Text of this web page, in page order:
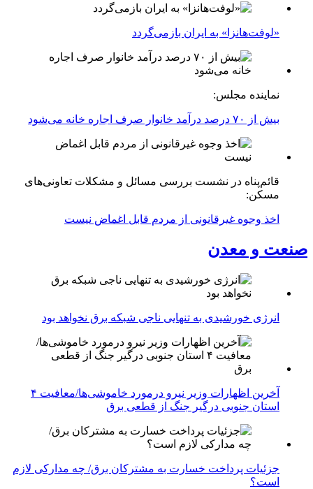
«لوفت‌هانزا» به ایران بازمی‌گردد
نماینده مجلس:
بیش از ۷۰ درصد درآمد خانوار صرف اجاره خانه می‌شود
قائم‌پناه در نشست بررسی مسائل و مشکلات تعاونی‌های
مسکن:
اخذ وجوه غیرقانونی از مردم قابل اغماض نیست
صنعت و معدن
انرژی خورشیدی به تنهایی ناجی شبکه برق نخواهد بود
آخرین اظهارات وزیر نیرو درمورد خاموشی‌ها/معافیت ۴
استان جنوبی درگیر جنگ از قطعی برق
جزئیات پرداخت خسارت به مشترکان برق/ چه مدارکی لازم
است؟